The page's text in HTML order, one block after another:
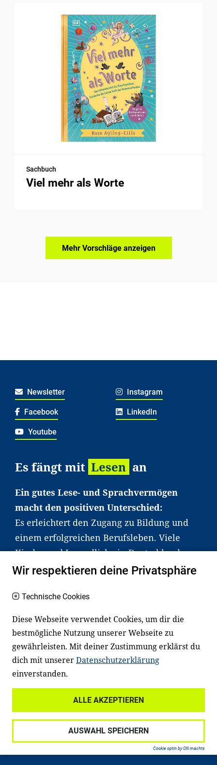
Sachbuch
Viel mehr als Worte
Mehr Vorschläge anzeigen
Newsletter Instagram
Facebook LinkedIn
Youtube
Es fängt mit Lesen an
Ein gutes Lese- und Sprachvermögen
macht den positiven Unterschied:
Es erleichtert den Zugang zu Bildung und
einem erfolgreichen Berufsleben. Viele
Kinder und Jugendliche in Deutschland
haben aber große Schwierigkeiten dabei.
an Familien sowie an Erzieher*innen,
Lehrer*innen und andere
Fachexpert*innen. Dafür arbeiten wir eng
mit Ministerien, wissenschaftlichen
Einrichtungen, Verbänden, Unternehmen
und anderen Stiftungen zusammen.
Datenschutz
Haftungsausschluss
Impressum
Wir respektieren deine Privatsphäre
Technische Cookies
Diese Webseite verwendet Cookies, um dir die
bestmögliche Nutzung unserer Webseite zu
gewährleisten. Mit deiner Zustimmung erklärst du
dich mit unsererDatenschutzerklärung
einverstanden.
ALLE AKZEPTIEREN
AUSWAHL SPEICHERN
Cookie optin by Olli machts